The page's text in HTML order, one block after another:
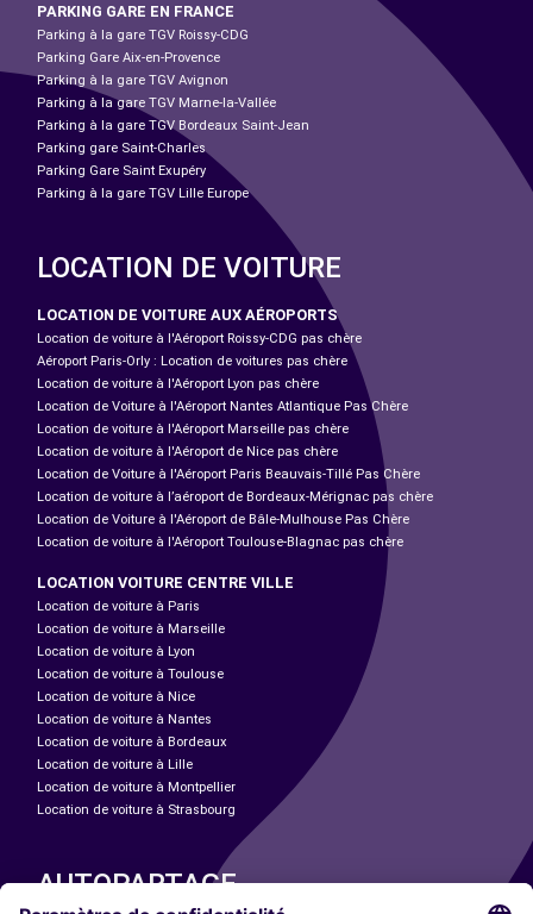
PARKING GARE EN FRANCE
Parking à la gare TGV Roissy-CDG
Parking Gare Aix-en-Provence
Parking à la gare TGV Avignon
Parking à la gare TGV Marne-la-Vallée
Parking à la gare TGV Bordeaux Saint-Jean
Parking gare Saint-Charles
Parking Gare Saint Exupéry
Parking à la gare TGV Lille Europe
LOCATION DE VOITURE
LOCATION DE VOITURE AUX AÉROPORTS
Location de voiture à l'Aéroport Roissy-CDG pas chère
Aéroport Paris-Orly : Location de voitures pas chère
Location de voiture à l'Aéroport Lyon pas chère
Location de Voiture à l'Aéroport Nantes Atlantique Pas Chère
Location de voiture à l'Aéroport Marseille pas chère
Location de voiture à l'Aéroport de Nice pas chère
Location de Voiture à l'Aéroport Paris Beauvais-Tillé Pas Chère
Location de voiture à l’aéroport de Bordeaux-Mérignac pas chère
Location de Voiture à l'Aéroport de Bâle-Mulhouse Pas Chère
Location de voiture à l'Aéroport Toulouse-Blagnac pas chère
LOCATION VOITURE CENTRE VILLE
Location de voiture à Paris
Location de voiture à Marseille
Location de voiture à Lyon
Location de voiture à Toulouse
Location de voiture à Nice
Location de voiture à Nantes
Location de voiture à Bordeaux
Location de voiture à Lille
Location de voiture à Montpellier
Location de voiture à Strasbourg
AUTOPARTAGE